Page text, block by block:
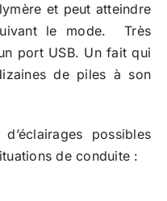
et peut atteindre
le mode. Très
port USB. Un fait qui
de piles à son
possibles
de conduite :